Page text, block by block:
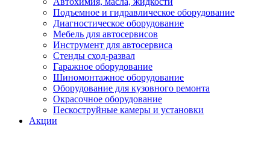
Подъемное и гидравлическое оборудование
Диагностическое оборудование
Мебель для автосервисов
Инструмент для автосервиса
Стенды сход-развал
Гаражное оборудование
Шиномонтажное оборудование
Оборудование для кузовного ремонта
Окрасочное оборудование
Пескоструйные камеры и установки
Акции